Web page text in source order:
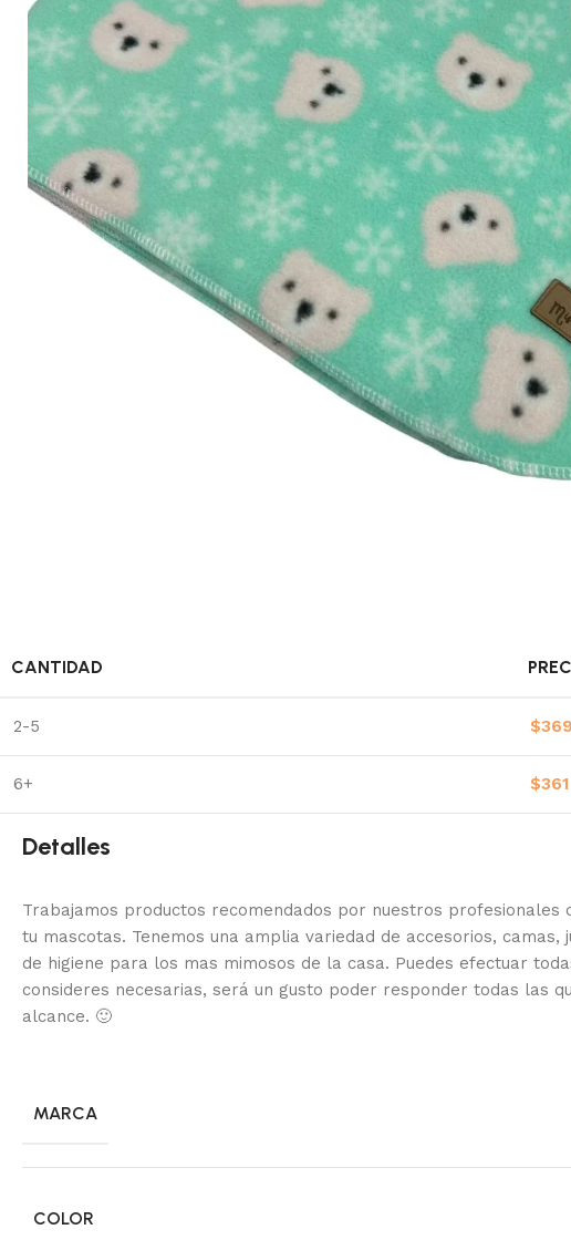
CANTIDAD
2-5 $369
6+ $361
Detalles
Trabajamos productos recomendados por nuestros profesionales
tu mascotas. Tenemos una amplia variedad de accesorios, camas,
de higiene para los mas mimosos de la casa. Puedes efectuar
consideres necesarias, será un gusto poder responder todas las
alcance. 🙂
MARCA
COLOR